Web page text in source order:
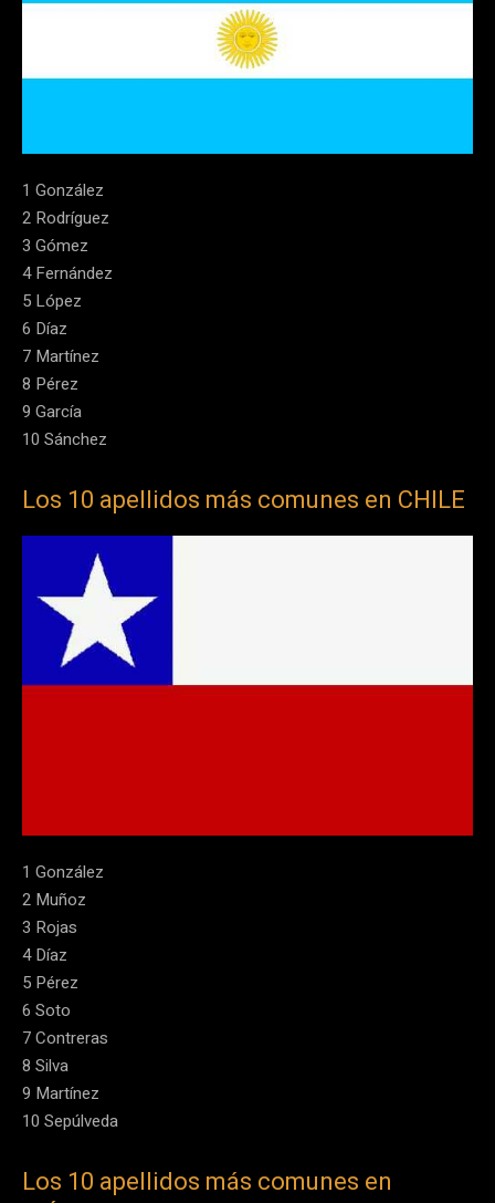
1 González
2 Rodríguez
3 Gómez
4 Fernández
5 López
6 Díaz
7 Martínez
8 Pérez
9 García
10 Sánchez
Los 10 apellidos más comunes en CHILE
1 González
2 Muñoz
3 Rojas
4 Díaz
5 Pérez
6 Soto
7 Contreras
8 Silva
9 Martínez
10 Sepúlveda
Los 10 apellidos más comunes en